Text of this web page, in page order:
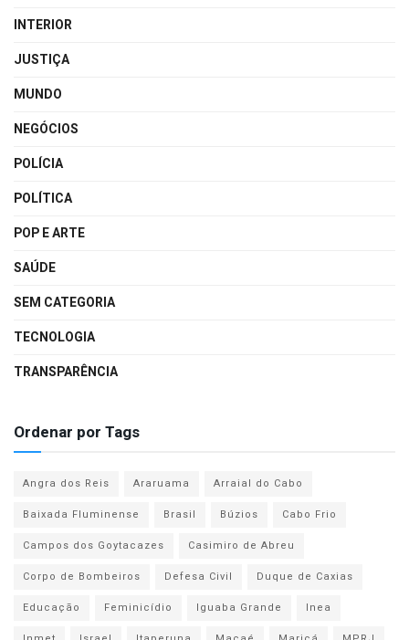
INTERIOR
JUSTIÇA
MUNDO
NEGÓCIOS
POLÍCIA
POLÍTICA
POP E ARTE
SAÚDE
SEM CATEGORIA
TECNOLOGIA
TRANSPARÊNCIA
Ordenar por Tags
Angra dos Reis Araruama
Arraial do Cabo
Baixada Fluminense
Brasil Búzios
Cabo Frio
Campos dos Goytacazes
Casimiro de Abreu
Corpo de Bombeiros
Defesa Civil
Duque de Caxias
Educação
Feminicídio Iguaba Grande
Inea